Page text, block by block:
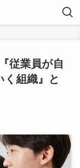
従業員が自
く組織』と